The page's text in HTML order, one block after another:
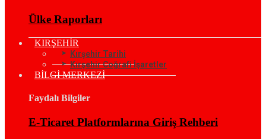
Ülke Raporları
KIRŞEHİR
Kırşehir Tarihi
Kırşehir Coğrafi İşaretler
BİLGİ MERKEZİ
Faydalı Bilgiler
E-Ticaret Platformlarına Giriş Rehberi